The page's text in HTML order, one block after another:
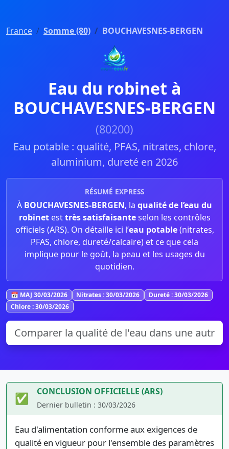
France Somme (80) BOUCHAVESNES-BERGEN
Eau du robinet à
BOUCHAVESNES-BERGEN
(80200)
Eau potable : qualité, PFAS, nitrates, chlore,
aluminium, dureté en 2026
RÉSUMÉ EXPRESS
À BOUCHAVESNES-BERGEN, la qualité de l’eau du
robinetesttrès satisfaisanteselon les contrôles
officiels (ARS). On détaille ici l’eau potable(nitrates,
PFAS, chlore, dureté/calcaire) et ce que cela
implique pour le goût, la peau et les usages du
quotidien.
📅 MAJ 30/03/2026 Nitrates : 30/03/2026
Dureté : 30/03/2026
Chlore : 30/03/2026
✅ CONCLUSION OFFICIELLE (ARS)
Dernier bulletin : 30/03/2026
Eau d'alimentation conforme aux exigences de
qualité en vigueur pour l'ensemble des paramètres